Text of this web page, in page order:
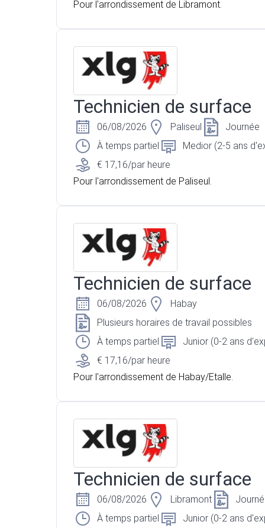
Pour l'arrondissement de Libramont.
Technicien de surface
06/08/2026 Paliseul
Journée
À temps partiel
Medior (2-5 ans
€ 17,16/par heure
Pour l'arrondissement de Paliseul.
Technicien de surface
06/08/2026
Habay
Plusieurs horaires de travail possibles
À temps partiel
Junior (0-2 ans
€ 17,16/par heure
Pour l'arrondissement de Habay/Etalle.
Technicien de surface
06/08/2026 Libramont
À temps partiel
Junior (0-2 ans